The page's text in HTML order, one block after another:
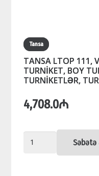
Tansa
TANSA LTOP 111,
TURNİKET, BOY
TURNİKETLƏR,
4,708.0₼
TANSA
Səbətə